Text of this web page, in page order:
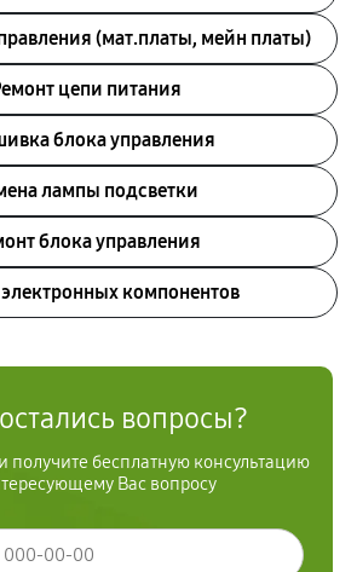
(мат.платы, мейн платы)
цепи питания
блока управления
лампы подсветки
блока управления
компонентов
вопросы?
получите бесплатную консультацию
Вас вопросу